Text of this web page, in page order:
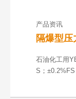
产品资讯
隔爆型压
石油化工用
S；±0.2%FS